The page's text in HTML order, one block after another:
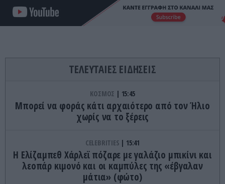
ΤΕΛΕΥΤΑΙΕΣ ΕΙΔΗΣΕΙΣ
ΚΟΣΜΟΣ 15:45
Μπορεί να φοράς κάτι αρχαιότερο από τον Ήλιο
χωρίς να το ξέρεις
CELEBRITIES 15:41
Η Ελίζαμπεθ Χάρλεϊ πόζαρε με γαλάζιο μπικίνι και
λεοπάρ κιμονό και οι καμπύλες της «έβγαλαν
μάτια» (φώτο)